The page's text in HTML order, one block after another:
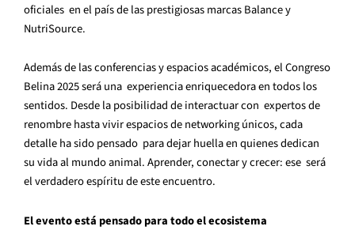
oficiales en el país de las prestigiosas marcas Balance y
NutriSource.
Además de las conferencias y espacios académicos, el Congreso
Belina 2025 será una experiencia enriquecedora en todos los
sentidos. Desde la posibilidad de interactuar con expertos de
renombre hasta vivir espacios de networking únicos, cada
detalle ha sido pensado para dejar huella en quienes dedican
su vida al mundo animal. Aprender, conectar y crecer: ese será
el verdadero espíritu de este encuentro.
El evento está pensado para todo el ecosistema